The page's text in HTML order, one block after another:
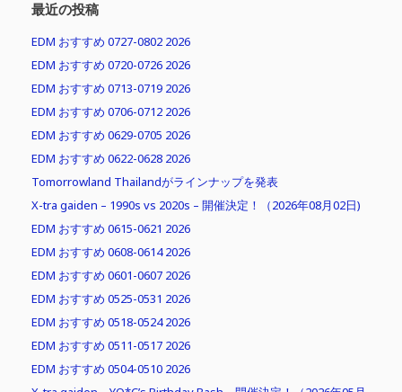
最近の投稿
EDM おすすめ 0727-0802 2026
EDM おすすめ 0720-0726 2026
EDM おすすめ 0713-0719 2026
EDM おすすめ 0706-0712 2026
EDM おすすめ 0629-0705 2026
EDM おすすめ 0622-0628 2026
Tomorrowland Thailandがラインナップを発表
X-tra gaiden – 1990s vs 2020s – 開催決定！（2026年08月02日)
EDM おすすめ 0615-0621 2026
EDM おすすめ 0608-0614 2026
EDM おすすめ 0601-0607 2026
EDM おすすめ 0525-0531 2026
EDM おすすめ 0518-0524 2026
EDM おすすめ 0511-0517 2026
EDM おすすめ 0504-0510 2026